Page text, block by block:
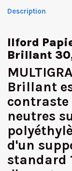
Description
Ilford
Brillant
Brillant
neutres
d'un
standard